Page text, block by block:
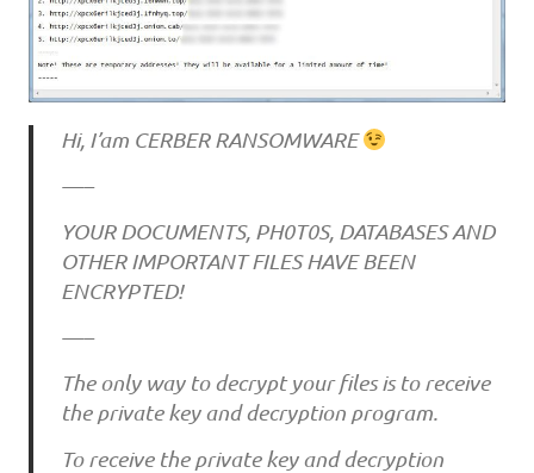
Hi, I’am CERBER RANSOMWARE
—–
YOUR DOCUMENTS, PH0T0S, DATABASES AND
OTHER IMPORTANT FILES HAVE BEEN
ENCRYPTED!
—–
The only way to decrypt your files is to receive
the private key and decryption program.
To receive the private key and decryption